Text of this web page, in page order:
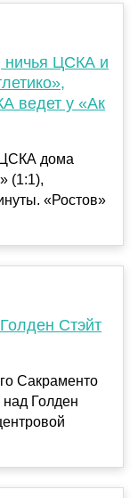
ЦСКА и
ведет у «Ак
ЦСКА дома
(1:1),
«Ростов»
Стэйт
Сакраменто
Голден